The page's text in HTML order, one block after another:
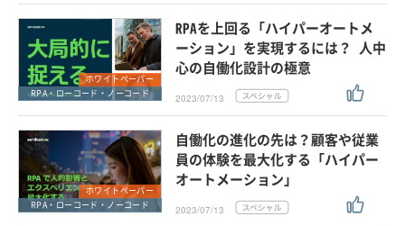
ホワイトペーパー
RPA・ローコード・ノーコード
RPAを上回る「ハイパーオートメ
ーション」を実現するには？ 人中
心の自働化設計の極意
2023/07/13
ホワイトペーパー
RPA・ローコード・ノーコード
自働化の進化の先は？顧客や従業
員の体験を最大化する「ハイパー
オートメーション」
2023/07/13